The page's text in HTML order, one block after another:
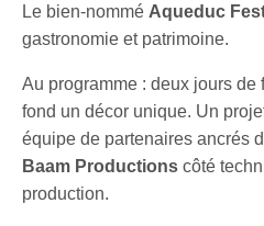
Le bien-nommé Aqueduc
gastronomie et patrimoine.
Au programme : deux jours
fond un décor unique. Un
équipe de partenaires ancrés
Baam Productions côté
production.